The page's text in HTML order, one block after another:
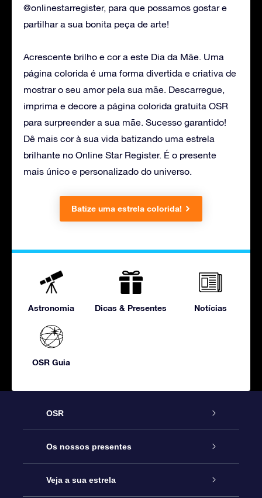
@onlinestarregister, para que possamos gostar e
partilhar a sua bonita peça de arte!
Acrescente brilho e cor a este Dia da Mãe. Uma
página colorida é uma forma divertida e criativa de
mostrar o seu amor pela sua mãe. Descarregue,
imprima e decore a página colorida gratuita OSR
para surpreender a sua mãe. Sucesso garantido!
Dê mais cor à sua vida batizando uma estrela
brilhante no Online Star Register. É o presente
mais único e personalizado do universo.
Batize uma estrela colorida!
Astronomia Dicas & Presentes Notícias
OSR Guia
OSR
Serviço
Contactos
Os nossos presentes
Prenda Star Online
Veja a sua estrela